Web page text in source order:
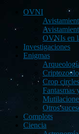
OVNI
OVNIs en
Investigaciones
Enigmas
Crop circles
Fantasmas
Otros
Complots
Ciencia